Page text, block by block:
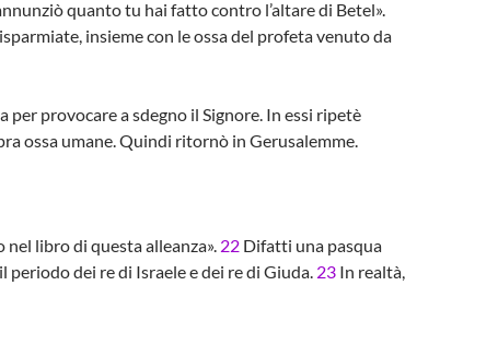
quanto tu hai fatto contro l’altare di Betel».
insieme con le ossa del profeta venuto da
provocare a sdegno il Signore. In essi ripetè
ossa umane. Quindi ritornò in Gerusalemme.
libro di questa alleanza». 22 Difatti una pasqua
dei re di Israele e dei re di Giuda. 23 In realtà,